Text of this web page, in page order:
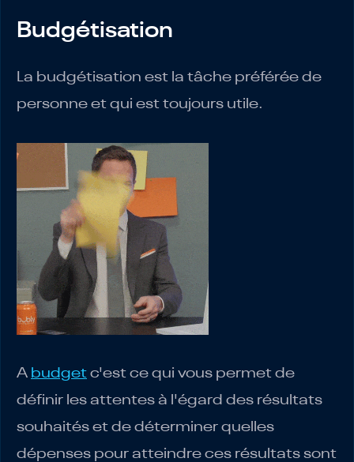
Budgétisation
La budgétisation est la tâche préférée de
personne et qui est toujours utile.
A budget c'est ce qui vous permet de
définir les attentes à l'égard des résultats
souhaités et de déterminer quelles
dépenses pour atteindre ces résultats sont